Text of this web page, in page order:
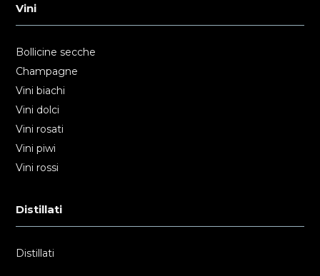
Vini
Bollicine secche
Champagne
Vini biachi
Vini dolci
Vini rosati
Vini piwi
Vini rossi
Distillati
Distillati